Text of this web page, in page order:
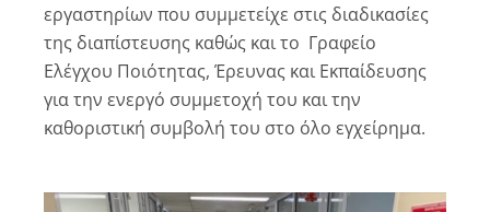
εργαστηρίων που συμμετείχε στις διαδικασίες
της διαπίστευσης καθώς και το Γραφείο
Ελέγχου Ποιότητας, Έρευνας και Εκπαίδευσης
για την ενεργό συμμετοχή του και την
καθοριστική συμβολή του στο όλο εγχείρημα.